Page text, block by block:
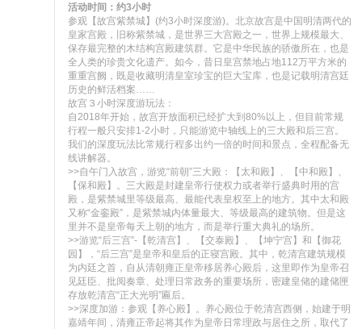
活动时间：约3小时
参观【故宫紫禁城】(约3小时深度游)。北京故宫是中国明清两代的
皇家宫殿，旧称紫禁城，是世界三大宫殿之一，世界上规模最大、
保存最完整的木结构宫殿建筑群。它是中华民族的骄傲所在，也是
全人类的珍贵文化遗产。如今，昔日皇宫禁地占地112万平方米的
重重宫阙，既是收藏明清皇室珍宝的巨大宝库，也是记载明清宫廷
历史的鲜活档案……
故宫３小时深度游玩法：
自2018年开始，故宫开放面积已经扩大到80%以上，但目前常规
行程一般只安排1-2小时，只能游览中轴线上的三大殿和后三宫。
我们的深度玩法比常规行程多出约一倍的时间和景点，全程配备无
线讲解器。
>>自午门入故宫，游览“前朝”三大殿：【太和殿】、【中和殿】、
【保和殿】。三大殿是封建皇帝行使权力或者举行盛典时用的宫
殿，是紫禁城里等级最高、最能代表皇权至上的地方。其中太和殿
又称“金銮殿”，是紫禁城内体量最大、等级最高的建筑物。但是这
里并不是皇帝每天上朝的地方，而是举行重大典礼的场所。
>>游览“后三宫”-【乾清宫】、【交泰殿】、【坤宁宫】和【御花
园】，“后三宫”是皇帝和皇后的正寝宫殿。其中，乾清宫建筑规模
为内廷之首，自从清朝雍正皇帝移居养心殿后，这里即作为皇帝召
见廷臣、批阅奏章、处理日常政务的重要场所，密建皇储的建储匣
存放乾清宫“正大光明”匾后。
>>深度加游：参观【养心殿】。养心殿位于乾清宫西侧，始建于明
嘉靖年间，清雍正帝起将其作为皇帝日常理政与居住之所，取代了